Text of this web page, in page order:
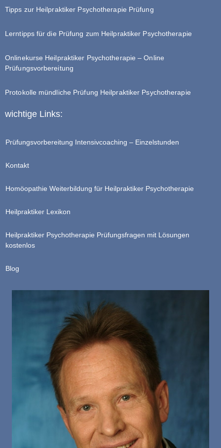
Tipps zur Heilpraktiker Psychotherapie Prüfung
Lerntipps für die Prüfung zum Heilpraktiker Psychotherapie
Onlinekurse Heilpraktiker Psychotherapie – Online
Prüfungsvorbereitung
Protokolle mündliche Prüfung Heilpraktiker Psychotherapie
wichtige Links:
Prüfungsvorbereitung Intensivcoaching – Einzelstunden
Kontakt
Homöopathie Weiterbildung für Heilpraktiker Psychotherapie
Heilpraktiker Lexikon
Heilpraktiker Psychotherapie Prüfungsfragen mit Lösungen
kostenlos
Blog